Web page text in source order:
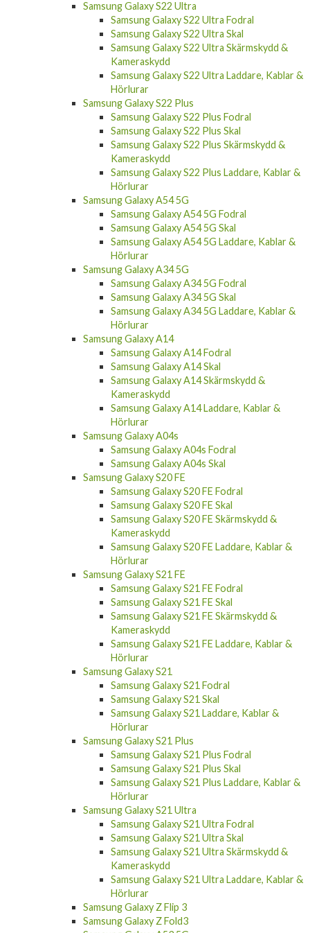
Samsung Galaxy S22 Fodral
Samsung Galaxy S22 Skal
Samsung Galaxy S22 Laddare, Kablar &
Hörlurar
Samsung Galaxy S22 Ultra
Samsung Galaxy S22 Ultra Fodral
Samsung Galaxy S22 Ultra Skal
Samsung Galaxy S22 Ultra Skärmskydd &
Kameraskydd
Samsung Galaxy S22 Ultra Laddare, Kablar &
Hörlurar
Samsung Galaxy S22 Plus
Samsung Galaxy S22 Plus Fodral
Samsung Galaxy S22 Plus Skal
Samsung Galaxy S22 Plus Skärmskydd &
Kameraskydd
Samsung Galaxy S22 Plus Laddare, Kablar &
Hörlurar
Samsung Galaxy A54 5G
Samsung Galaxy A54 5G Fodral
Samsung Galaxy A54 5G Skal
Samsung Galaxy A54 5G Laddare, Kablar &
Hörlurar
Samsung Galaxy A34 5G
Samsung Galaxy A34 5G Fodral
Samsung Galaxy A34 5G Skal
Samsung Galaxy A34 5G Laddare, Kablar &
Hörlurar
Samsung Galaxy A14
Samsung Galaxy A14 Fodral
Samsung Galaxy A14 Skal
Samsung Galaxy A14 Skärmskydd &
Kameraskydd
Samsung Galaxy A14 Laddare, Kablar &
Hörlurar
Samsung Galaxy A04s
Samsung Galaxy A04s Fodral
Samsung Galaxy A04s Skal
Samsung Galaxy S20 FE
Samsung Galaxy S20 FE Fodral
Samsung Galaxy S20 FE Skal
Samsung Galaxy S20 FE Skärmskydd &
Kameraskydd
Samsung Galaxy S20 FE Laddare, Kablar &
Hörlurar
Samsung Galaxy S21 FE
Samsung Galaxy S21 FE Fodral
Samsung Galaxy S21 FE Skal
Samsung Galaxy S21 FE Skärmskydd &
Kameraskydd
Samsung Galaxy S21 FE Laddare, Kablar &
Hörlurar
Samsung Galaxy S21
Samsung Galaxy S21 Fodral
Samsung Galaxy S21 Skal
Samsung Galaxy S21 Laddare, Kablar &
Hörlurar
Samsung Galaxy S21 Plus
Samsung Galaxy S21 Plus Fodral
Samsung Galaxy S21 Plus Skal
Samsung Galaxy S21 Plus Laddare, Kablar &
Hörlurar
Samsung Galaxy S21 Ultra
Samsung Galaxy S21 Ultra Fodral
Samsung Galaxy S21 Ultra Skal
Samsung Galaxy S21 Ultra Skärmskydd &
Kameraskydd